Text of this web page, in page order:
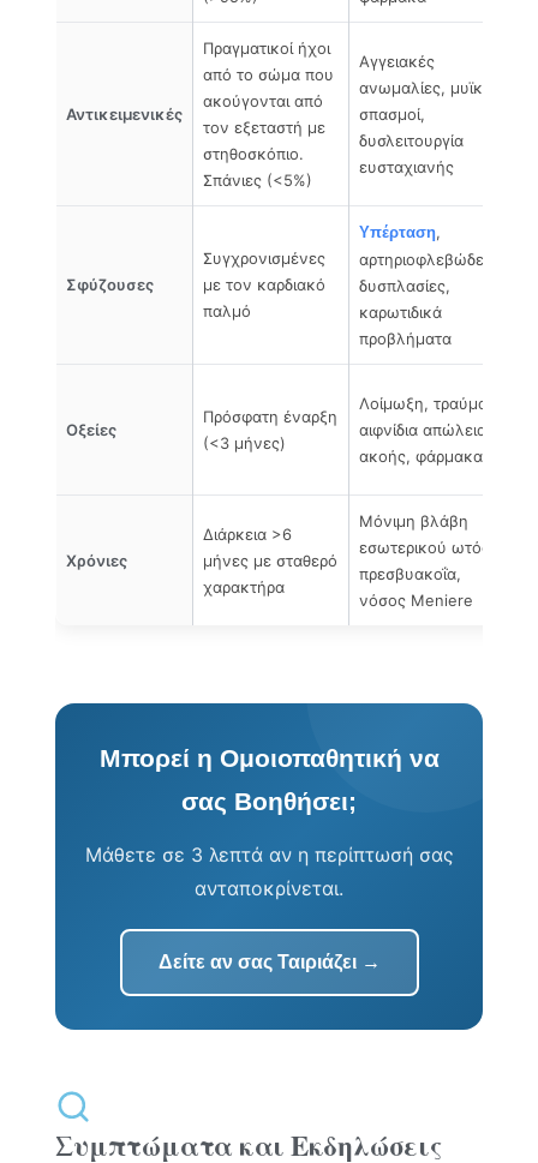
Αντικειμενικές
Πραγματικοί ήχοι
από το σώμα που
ακούγονται από
τον εξεταστή με
στηθοσκόπιο.
Σπάνιες (<5%)
Αγγειακές
ανωμαλίες, μυϊκοί
σπασμοί,
δυσλειτουργία
ευσταχιανής
Σφύζουσες
Συγχρονισμένες
με τον καρδιακό
παλμό
Υπέρταση,
αρτηριοφλεβώδεις
δυσπλασίες,
καρωτιδικά
προβλήματα
Οξείες
Πρόσφατη έναρξη
(<3 μήνες)
Λοίμωξη, τραύμα,
αιφνίδια απώλεια
ακοής, φάρμακα
Χρόνιες
Διάρκεια >6
μήνες με σταθερό
χαρακτήρα
Μόνιμη βλάβη
εσωτερικού ωτός,
πρεσβυακοΐα,
νόσος Meniere
Μπορεί η Ομοιοπαθητική να
σας Βοηθήσει;
Μάθετε σε 3 λεπτά αν η περίπτωσή σας
ανταποκρίνεται.
Δείτε αν σας Ταιριάζει →
Συμπτώματα και Εκδηλώσεις